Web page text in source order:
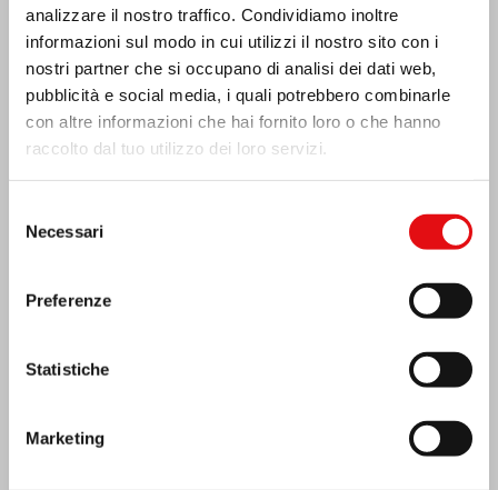
analizzare il nostro traffico. Condividiamo inoltre
informazioni sul modo in cui utilizzi il nostro sito con i
nostri partner che si occupano di analisi dei dati web,
pubblicità e social media, i quali potrebbero combinarle
con altre informazioni che hai fornito loro o che hanno
raccolto dal tuo utilizzo dei loro servizi.
delNecessari
Preferenze
Statistiche
Marketing
India: Benedizione e inaugurazione del